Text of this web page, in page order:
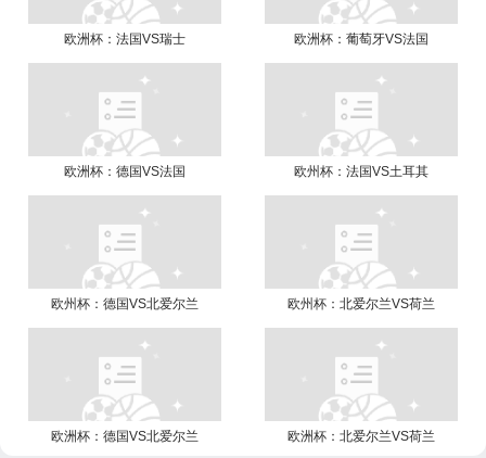
欧洲杯：法国VS瑞士 欧洲杯：葡萄牙VS法国
欧洲杯：德国VS法国 欧州杯：法国VS土耳其
欧州杯：德国VS北爱尔兰 欧州杯：北爱尔兰VS荷兰
欧洲杯：德国VS北爱尔兰 欧洲杯：北爱尔兰VS荷兰